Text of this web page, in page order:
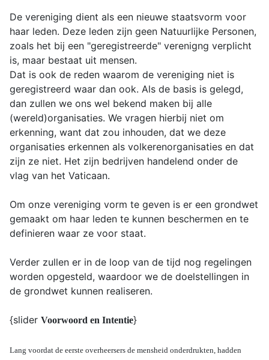
De vereniging dient als een nieuwe staatsvorm voor
haar leden. Deze leden zijn geen Natuurlijke Personen,
zoals het bij een "geregistreerde" verenigng verplicht
is, maar bestaat uit mensen.
Dat is ook de reden waarom de vereniging niet is
geregistreerd waar dan ook. Als de basis is gelegd,
dan zullen we ons wel bekend maken bij alle
(wereld)organisaties. We vragen hierbij niet om
erkenning, want dat zou inhouden, dat we deze
organisaties erkennen als volkerenorganisaties en dat
zijn ze niet. Het zijn bedrijven handelend onder de
vlag van het Vaticaan.
Om onze vereniging vorm te geven is er een grondwet
gemaakt om haar leden te kunnen beschermen en te
definieren waar ze voor staat.
Verder zullen er in de loop van de tijd nog regelingen
worden opgesteld, waardoor we de doelstellingen in
de grondwet kunnen realiseren.
{slider Voorwoord en Intentie}
Lang voordat de eerste overheersers de mensheid onderdrukten, hadden